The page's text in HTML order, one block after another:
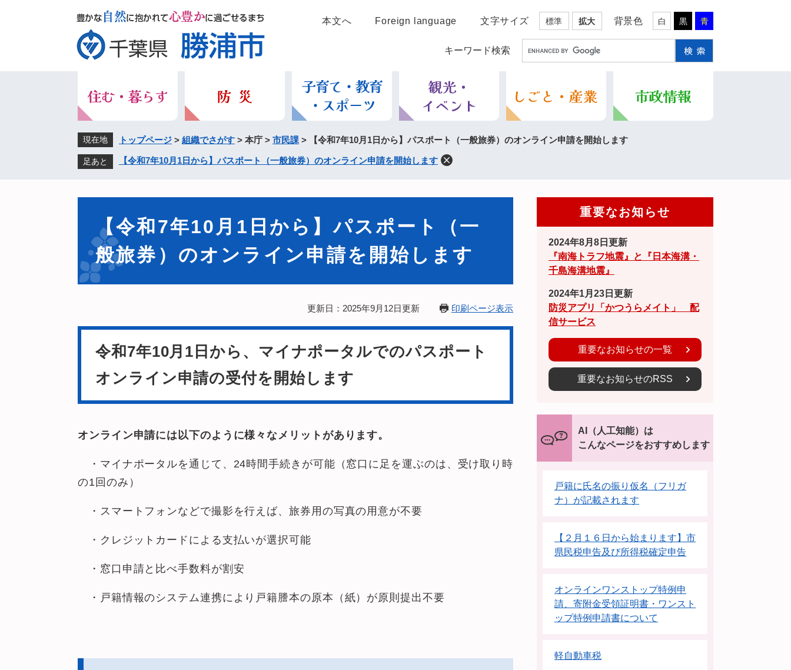
本文へ Foreign language 文字サイズ 標準 拡大 背景色 白 黒 青
キーワード検索
現在地 トップページ > 組織でさがす > 本庁 > 市民課 > 【令和7年10月1日から】パスポート（一般旅券）のオンライン申請を開始します
足あと 【令和7年10月1日から】パスポート（一般旅券）のオンライン申請を開始します
【令和7年10月1日から】パスポート（一
般旅券）のオンライン申請を開始します
更新日：2025年9月12日更新 印刷ページ表示
令和7年10月1日から、マイナポータルでのパスポート
オンライン申請の受付を開始します
オンライン申請には以下のように様々なメリットがあります。
・マイナポータルを通じて、24時間手続きが可能（窓口に足を運ぶのは、受け取り時
の1回のみ）
・スマートフォンなどで撮影を行えば、旅券用の写真の用意が不要
・クレジットカードによる支払いが選択可能
・窓口申請と比べ手数料が割安
・戸籍情報のシステム連携により戸籍謄本の原本（紙）が原則提出不要
重要なお知らせ
2024年8月8日更新
『南海トラフ地震』と『日本海溝・
千島海溝地震』
2024年1月23日更新
防災アプリ「かつうらメイト」 配
信サービス
重要なお知らせの一覧
重要なお知らせのRSS
AI（人工知能）は
こんなページをおすすめします
戸籍に氏名の振り仮名（フリガ
ナ）が記載されます
【２月１６日から始まります】市
県民税申告及び所得税確定申告
オンラインワンストップ特例申
請、寄附金受領証明書・ワンスト
ップ特例申請書について
軽自動車税